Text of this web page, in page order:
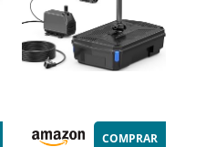
COMPRAR